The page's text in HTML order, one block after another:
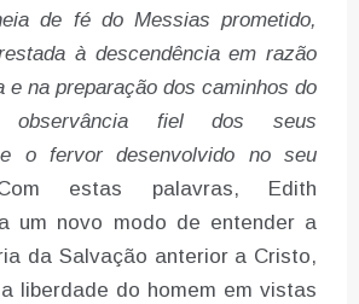
de fé do Messias prometido,
à descendência em razão
e na preparação dos caminhos do
observância fiel dos seus
e o fervor desenvolvido no seu
estas palavras, Edith
um novo modo de entender a
da Salvação anterior a Cristo,
liberdade do homem em vistas